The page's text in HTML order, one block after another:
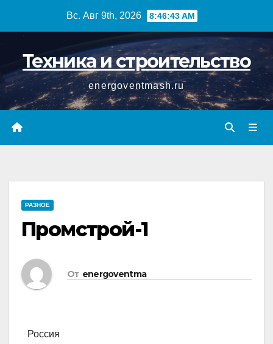
Вс. Авг 9th, 2026 8:46:44 AM
Техника и строительство
energoventmash.ru
РАЗНОЕ
Промстрой-1
От energoventma
Россия